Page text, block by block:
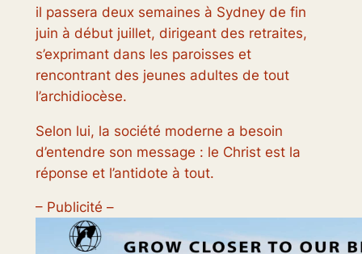
il passera deux semaines à Sydney de fin
juin à début juillet, dirigeant des retraites,
s’exprimant dans les paroisses et
rencontrant des jeunes adultes de tout
l’archidiocèse.
Selon lui, la société moderne a besoin
d’entendre son message : le Christ est la
réponse et l’antidote à tout.
– Publicité –